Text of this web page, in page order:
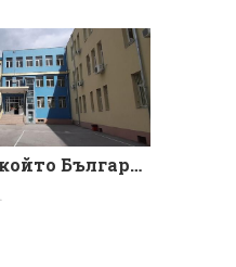
2 юни – Деня, в който България отдава почит на Христо Ботев и на всички, загинали за свободата и независимостта на отечеството